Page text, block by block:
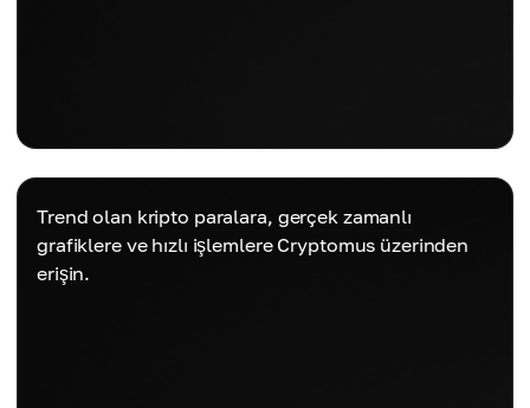
Trend olan kripto paralara, gerçek zamanlı
grafiklere ve hızlı işlemlere Cryptomus üzerinden
erişin.